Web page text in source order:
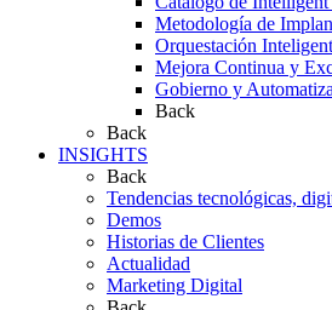
Metodología de
Orquestación
Mejora Continua y
Gobierno y
Back
Back
INSIGHTS
Back
Tendencias tecnológicas,
Demos
Historias de Clientes
Actualidad
Marketing Digital